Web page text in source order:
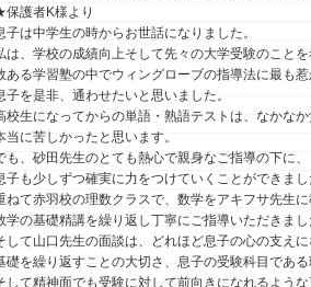
護者K様より
子は中学生の時からお世話になりました。
は、学校の成績向上そして先々の大学受験のことを
ある学習塾の中でウィングローブの指導法に最も惹
子を是非、通わせたいと思いました。
校生になってからの単語・熟語テストは、なかな
当に苦しかったと思います。
も、砂田先生のとても熱心で親身なご指導の下に、
子も少しずつ確実に力をつけていくことができまし
ねて赤羽校の理数クラスで、数学をアキフサ先生に
学の基礎精講を繰り返し丁寧にご指導いただきまし
して山口先生の面談は、どれほど息子の心の支えに
礎を繰り返すことの大切さ、息子の受験科目である
して精神面でも受験に対して前向きになれるような